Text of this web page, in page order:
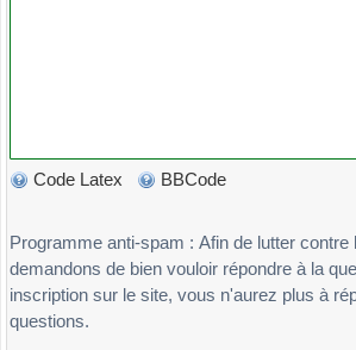
Code Latex BBCode
Programme anti-spam : Afin de lutter
demandons de bien vouloir répondre à la
inscription sur le site, vous n'aurez plus à
questions.